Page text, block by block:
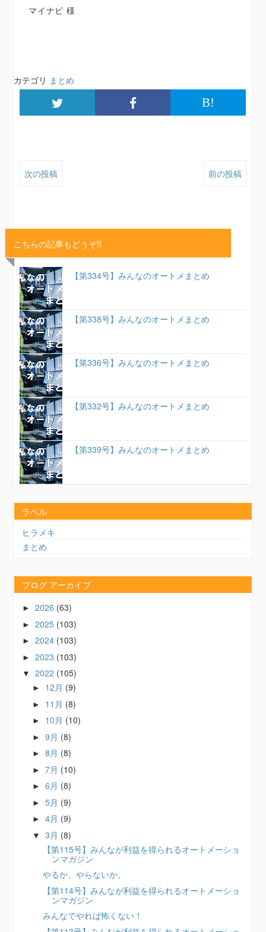
マイナビ 様
カテゴリ まとめ
B!
次の投稿 前の投稿
こちらの記事もどうぞ!!
【第334号】みんなのオートメまとめ
【第338号】みんなのオートメまとめ
【第336号】みんなのオートメまとめ
【第332号】みんなのオートメまとめ
【第339号】みんなのオートメまとめ
ラベル
ヒラメキ
まとめ
ブログ アーカイブ
►2026 (63)
►2025 (103)
►2024 (103)
►2023 (103)
▼2022 (105)
► 12月 (9)
► 11月 (8)
► 10月 (10)
►9月 (8)
►8月 (8)
►7月 (10)
►6月 (8)
►5月 (9)
►4月 (9)
▼3月 (8)
【第115号】みんなが利益を得られるオートメーショ
ンマガジン
やるか、やらないか。
【第114号】みんなが利益を得られるオートメーショ
ンマガジン
みんなでやれば怖くない！